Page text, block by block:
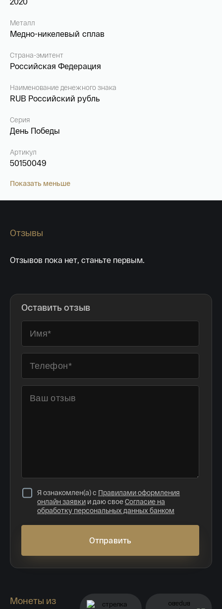
Металл
Медно-никелевый сплав
Страна-эмитент
Российская Федерация
Наименование денежного знака
RUB Российский рубль
Серия
День Победы
Артикул
50150049
Показать меньше
Отзывы
Отзывов пока нет, станьте первым.
Оставить отзыв
Я ознакомлен(а) с Правилами оформления
онлайн заявки и даю своеСогласие на
обработку персональных данных банком
Отправить
Монеты из
Имя*